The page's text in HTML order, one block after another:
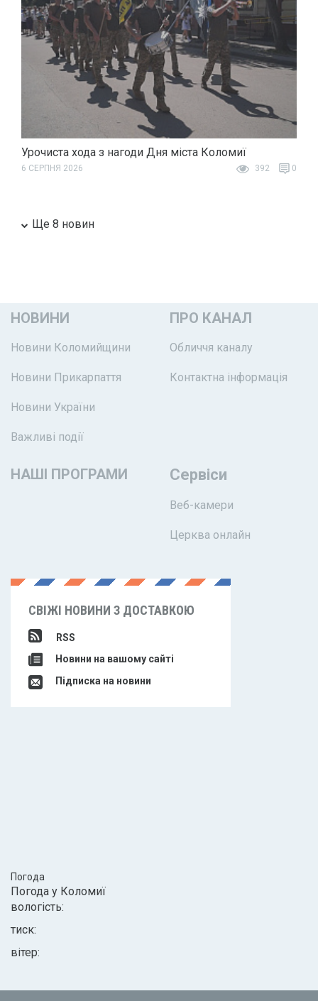
Урочиста хода з нагоди Дня міста Коломиї
6 СЕРПНЯ 2026 392 0
Ще 8 новин
НОВИНИ
Новини Коломийщини
Новини Прикарпаття
Новини України
Важливі події
ПРО КАНАЛ
Обличчя каналу
Контактна інформація
НАШІ ПРОГРАМИ Сервіси
Веб-камери
Церква онлайн
СВІЖІ НОВИНИ З ДОСТАВКОЮ
RSS
Новини на вашому сайті
Підписка на новини
Погода
Погода у Коломиї
вологість:
тиск:
вітер: